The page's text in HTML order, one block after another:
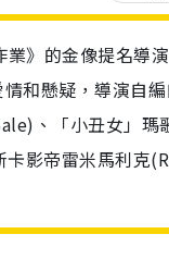
》的金像提名導
和懸疑，導演自
、「小丑女」
影帝雷米馬利克